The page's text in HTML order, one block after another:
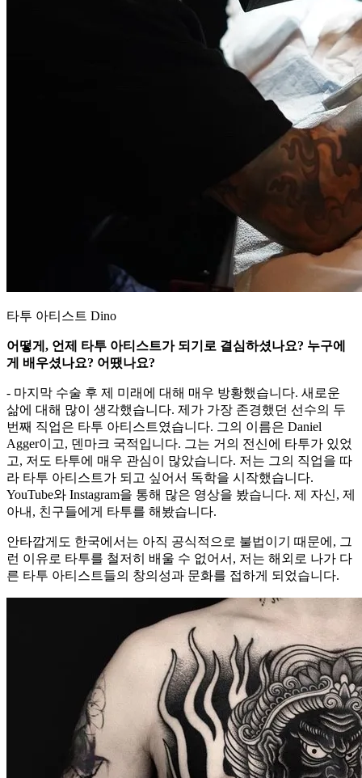
타투 아티스트 Dino
어떻게, 언제 타투 아티스트가 되기로 결심하셨나요? 누구에
게 배우셨나요? 어땠나요?
- 마지막 수술 후 제 미래에 대해 매우 방황했습니다. 새로운
삶에 대해 많이 생각했습니다. 제가 가장 존경했던 선수의 두
번째 직업은 타투 아티스트였습니다. 그의 이름은 Daniel
Agger이고, 덴마크 국적입니다. 그는 거의 전신에 타투가 있었
고, 저도 타투에 매우 관심이 많았습니다. 저는 그의 직업을 따
라 타투 아티스트가 되고 싶어서 독학을 시작했습니다.
YouTube와 Instagram을 통해 많은 영상을 봤습니다. 제 자신, 제
아내, 친구들에게 타투를 해봤습니다.
안타깝게도 한국에서는 아직 공식적으로 불법이기 때문에, 그
런 이유로 타투를 철저히 배울 수 없어서, 저는 해외로 나가 다
른 타투 아티스트들의 창의성과 문화를 접하게 되었습니다.